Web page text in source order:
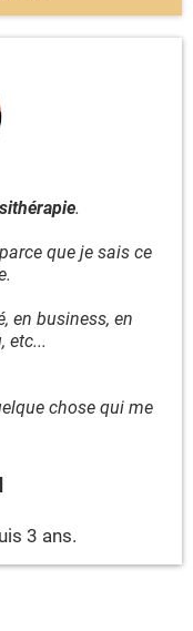
.
que je sais ce
en business, en
etc...
chose qui me
3 ans.